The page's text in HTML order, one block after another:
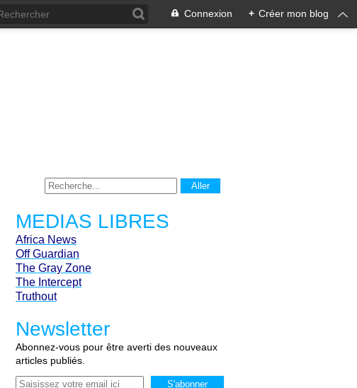
Connexion + Créer mon blog
MEDIAS LIBRES
Africa News
Off Guardian
The Gray Zone
The Intercept
Truthout
Newsletter
Abonnez-vous pour être averti des nouveaux
articles publiés.
Email